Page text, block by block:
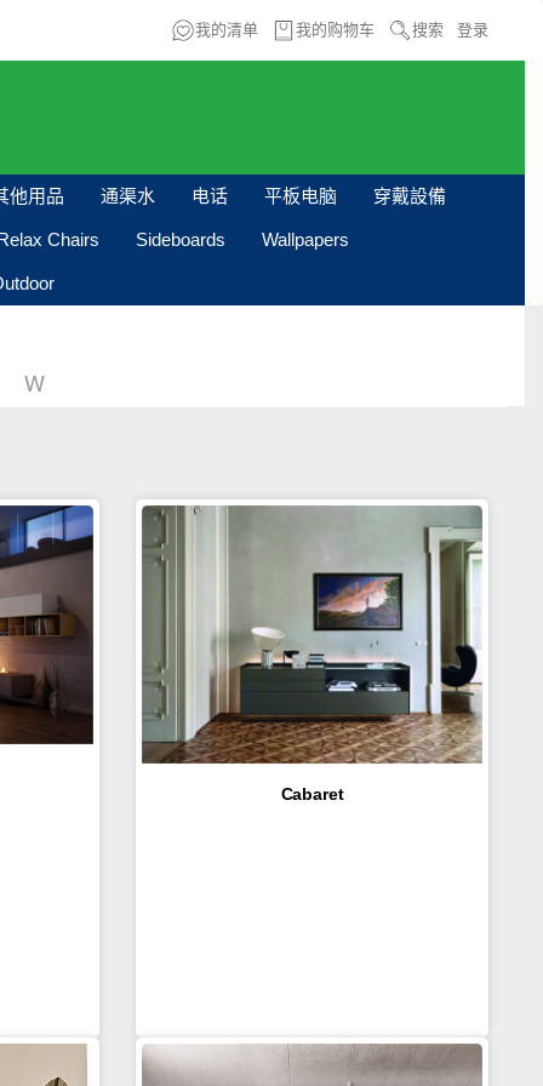
我的清单 我的购物车 搜索 登录
他用品 通渠水 电话 平板电脑 穿戴設備
Chairs Sideboards Wallpapers
W
Cabaret